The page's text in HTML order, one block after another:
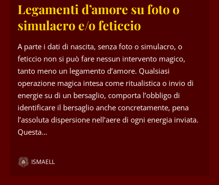
Legamenti d’amore su foto o
simulacro e/o feticcio
A parte i dati di nascita, senza foto o simulacro, o
feticcio non si può fare nessun intervento magico,
tanto meno un legamento d’amore. Qualsiasi
operazione magica intesa come ritualistica o invio di
energie su di un bersaglio, comporta l’obbligo di
identificare il bersaglio anche concretamente, pena
l’assoluta dispersione nell’aere di ogni energia inviata.
Questa…
ISMAELL